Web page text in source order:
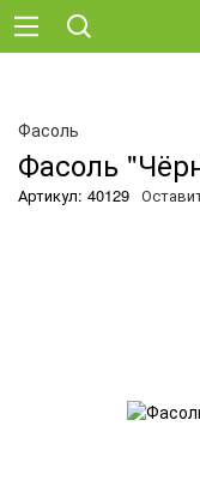
Фасоль
Фасоль
Артикул: 40129